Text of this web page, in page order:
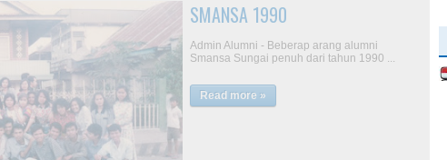
Bukber Alumni SMAN 1 Sei
Penuh Angkatan 98
SMAN 1 Sungai Penuh Kerinci berkumpul
sambil menggelar acara buka bersama.
Kegiatan ini sekaligus menjadi ajang reuni